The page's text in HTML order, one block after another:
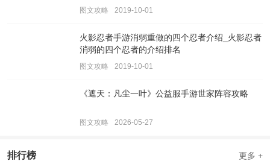
绍
图文攻略 2019-10-01
火影忍者手游消弱重做的四个忍者介绍_火影忍者
消弱的四个忍者的介绍排名
图文攻略 2019-10-01
《遮天：凡尘一叶》公益服手游世家阵容攻略
图文攻略 2026-05-27
排行榜 更多 +